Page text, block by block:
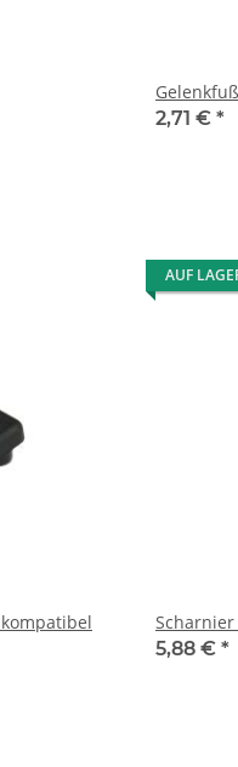
2,71 € *
AUF
5,88 € *